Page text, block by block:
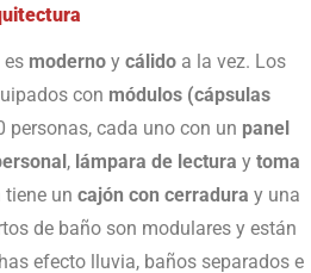
es moderno y cálido a la vez. Los
con módulos (cápsulas
personas, cada uno con un panel
, lámpara de lectura y toma
tiene un cajón con cerradura y una
de baño son modulares y están
efecto lluvia, baños separados e